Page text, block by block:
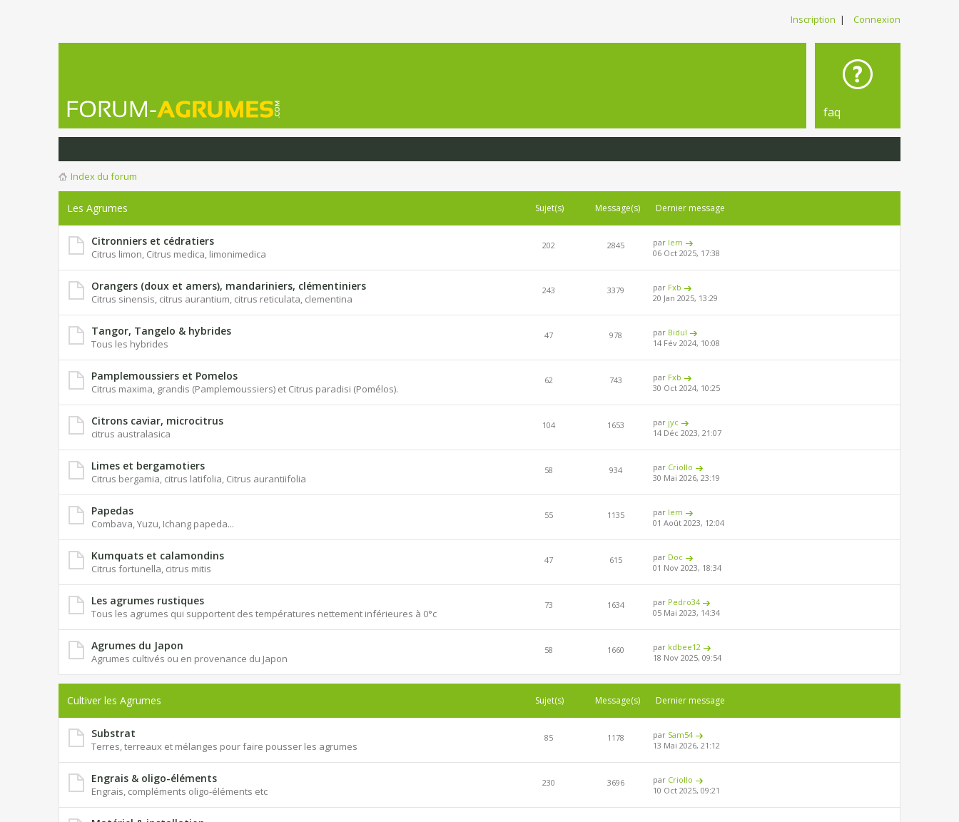
Inscription | Connexion
faq
Index du forum
Les Agrumes Sujet(s) Message(s) Dernier message
Citronniers et cédratiers
Citrus limon, Citrus medica, limonimedica
202 2845 par lem
06 Oct 2025, 17:38
Orangers (doux et amers), mandariniers, clémentiniers
Citrus sinensis, citrus aurantium, citrus reticulata, clementina
243 3379 par Fxb
20 Jan 2025, 13:29
Tangor, Tangelo & hybrides
Tous les hybrides
47 978 par Bidul
14 Fév 2024, 10:08
Pamplemoussiers et Pomelos
Citrus maxima, grandis (Pamplemoussiers) et Citrus paradisi (Pomélos).
62 743 par Fxb
30 Oct 2024, 10:25
Citrons caviar, microcitrus
citrus australasica
104 1653 par jyc
14 Déc 2023, 21:07
Limes et bergamotiers
Citrus bergamia, citrus latifolia, Citrus aurantiifolia
58 934 par Criollo
30 Mai 2026, 23:19
Papedas
Combava, Yuzu, Ichang papeda...
55 1135 par lem
01 Août 2023, 12:04
Kumquats et calamondins
Citrus fortunella, citrus mitis
47 615 par Doc
01 Nov 2023, 18:34
Les agrumes rustiques
Tous les agrumes qui supportent des températures nettement inférieures à 0°c
73 1634 par Pedro34
05 Mai 2023, 14:34
Agrumes du Japon
Agrumes cultivés ou en provenance du Japon
58 1660 par kdbee12
18 Nov 2025, 09:54
Cultiver les Agrumes Sujet(s) Message(s) Dernier message
Substrat
Terres, terreaux et mélanges pour faire pousser les agrumes
85 1178 par Sam54
13 Mai 2026, 21:12
Engrais & oligo-éléments
Engrais, compléments oligo-éléments etc
230 3696 par Criollo
10 Oct 2025, 09:21